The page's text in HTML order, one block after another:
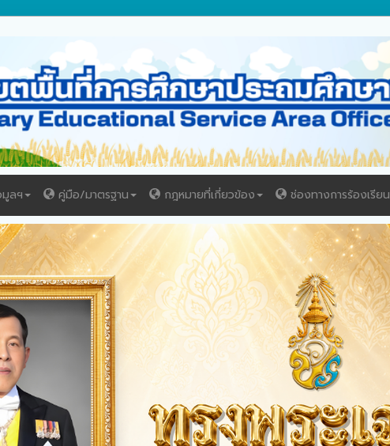
มูลฯ คู่มือ/มาตรฐาน กฎหมายที่เกี่ยวข้อง ช่องทางการร้องเรียน